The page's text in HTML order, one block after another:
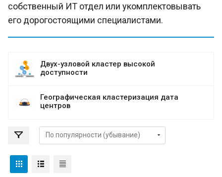
собственный ИТ отдел или укомплектовывать
его дорогостоящими специалистами.
Двух-узловой кластер высокой
доступности
Географическая кластеризация дата
центров